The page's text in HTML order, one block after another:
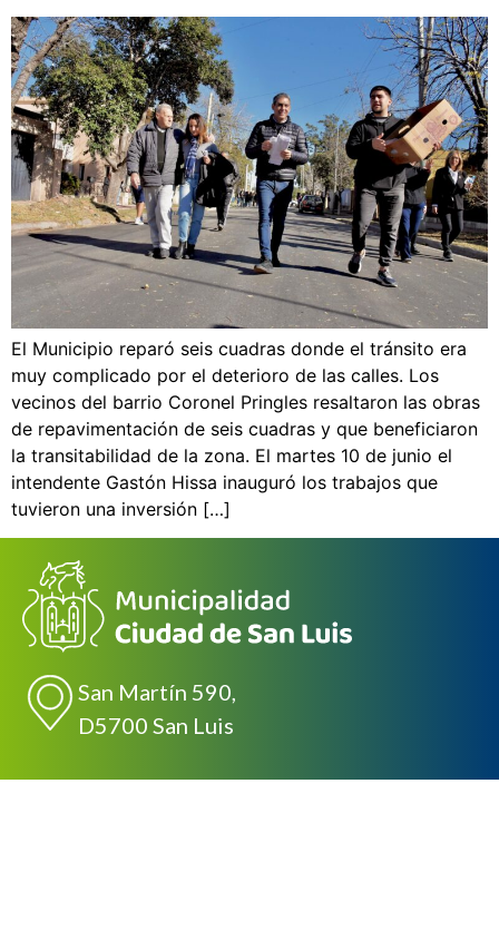
El Municipio reparó seis cuadras donde el tránsito era
muy complicado por el deterioro de las calles. Los
vecinos del barrio Coronel Pringles resaltaron las obras
de repavimentación de seis cuadras y que beneficiaron
la transitabilidad de la zona. El martes 10 de junio el
intendente Gastón Hissa inauguró los trabajos que
tuvieron una inversión […]
San Martín 590,
D5700 San Luis